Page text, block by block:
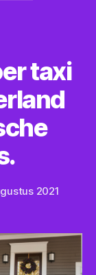
taxi
2021